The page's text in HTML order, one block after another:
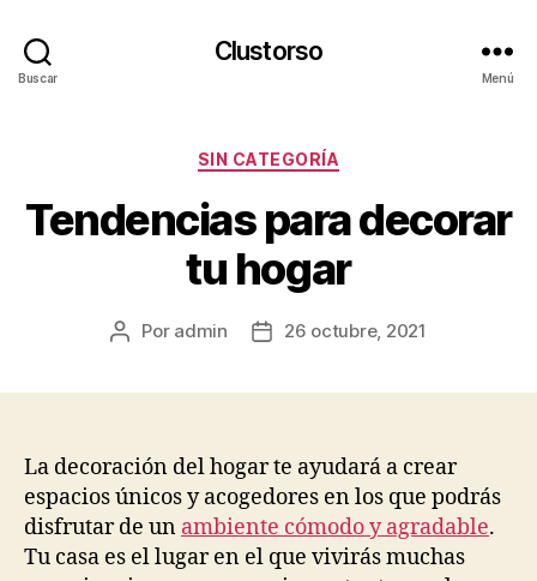
Buscar
Clustorso
Menú
Categorías
SIN CATEGORÍA
Tendencias para decorar
tu hogar
Autor
Por admin
Fecha26 octubre, 2021
La decoración del hogar te ayudará a crear
espacios únicos y acogedores en los que podrás
disfrutar de un ambiente cómodo y agradable.
Tu casa es el lugar en el que vivirás muchas